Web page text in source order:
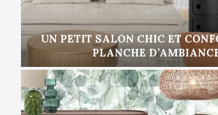
UN PETIT SALON CHIC ET
PLANCHE